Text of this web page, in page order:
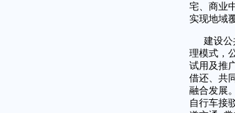
宅、商业
实现地域
建设公
理模式，
试用及推
借还、共
融合发展
自行车接